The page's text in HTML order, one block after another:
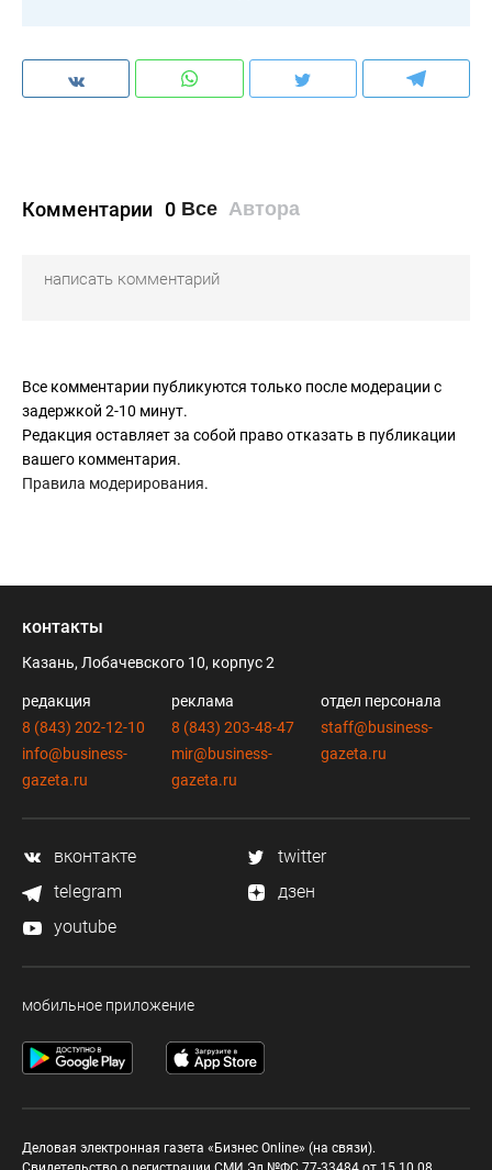
Комментарии 0 Все Автора
Все комментарии публикуются только после модерации с
задержкой 2-10 минут.
Редакция оставляет за собой право отказать в публикации
вашего комментария.
Правила модерирования.
контакты
Казань, Лобачевского 10, корпус 2
редакция
8 (843) 202-12-10
info@business-
gazeta.ru
реклама
8 (843) 203-48-47
mir@business-
gazeta.ru
отдел персонала
staff@business-
gazeta.ru
вконтакте
twitter
telegram
дзен
youtube
мобильное приложение
Деловая электронная газета «Бизнес Online» (на связи).